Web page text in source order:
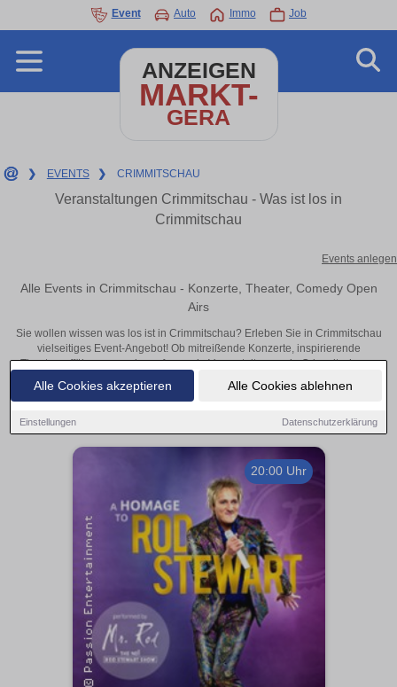
Alle Cookies akzeptieren Alle Cookies ablehnen
Einstellungen Datenschutzerklärung
Event Auto Immo Job
ANZEIGEN
MARKT-
GERA
❯ EVENTS ❯ CRIMMITSCHAU
Veranstaltungen Crimmitschau - Was ist los in
Crimmitschau
Events anlegen
Alle Events in Crimmitschau - Konzerte, Theater, Comedy Open
Airs
Sie wollen wissen was los ist in Crimmitschau? Erleben Sie in Crimmitschau
vielseitiges Event-Angebot! Ob mitreißende Konzerte, inspirierende
Theateraufführungen oder aufregende Veranstaltungen in Crimmitschau –
hier finden alles im Überblick und Tickets.
20:00 Uhr